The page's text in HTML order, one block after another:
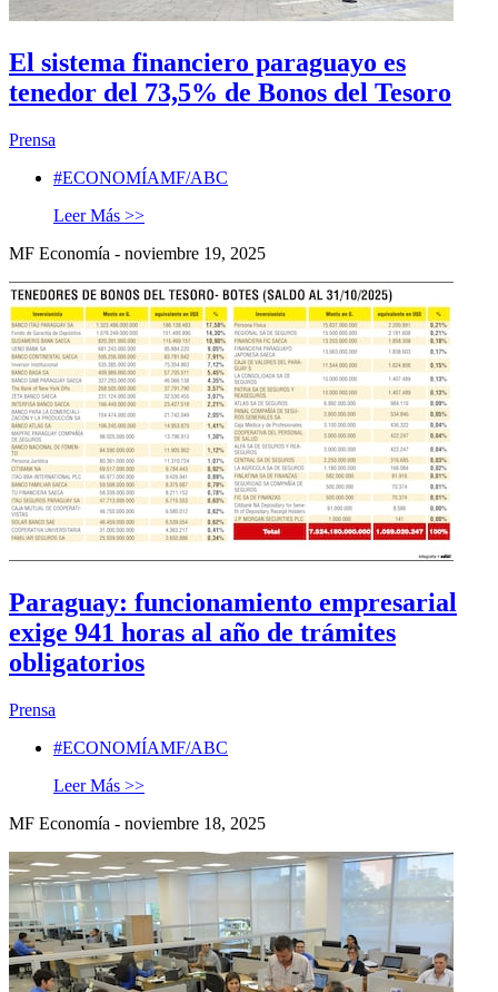
El sistema financiero paraguayo es
tenedor del 73,5% de Bonos del Tesoro
Prensa
#ECONOMÍAMF/ABC
Leer Más >>
MF Economía - noviembre 19, 2025
Paraguay: funcionamiento empresarial
exige 941 horas al año de trámites
obligatorios
Prensa
#ECONOMÍAMF/ABC
Leer Más >>
MF Economía - noviembre 18, 2025